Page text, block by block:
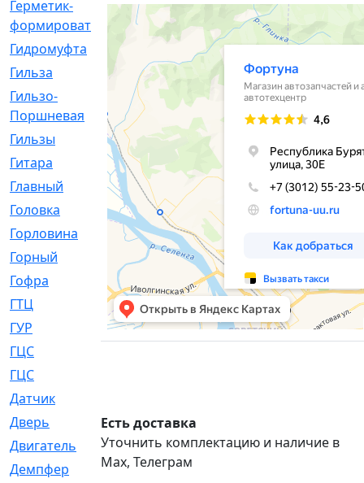
Герметик-
формирователь
[3]
Гидромуфта
Гильза
[56]
Гильзо-
Поршневая
[13]
Гильзы
[259]
Гитара
[7]
Главный
[29]
Головка
[28]
Горловина
[14]
Горный
[1]
Гофра
ГТЦ
[96]
ГУР
[34]
ГЦC
ГЦС
Датчик
Дверь
[249]
Двигатель
[64]
Демпфер
[2]
Есть доставка
Уточнить комплектацию и наличие в
Max, Телеграм